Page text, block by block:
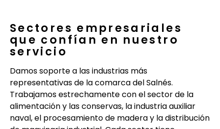
Sectores empresariales
que confían en nuestro
servicio
Damos soporte a las industrias más
representativas de la comarca del Salnés.
Trabajamos estrechamente con el sector de la
alimentación y las conservas, la industria auxiliar
naval, el procesamiento de madera y la distribución